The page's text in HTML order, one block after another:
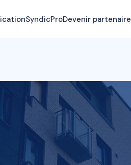
SyndicProDevenir partenaire